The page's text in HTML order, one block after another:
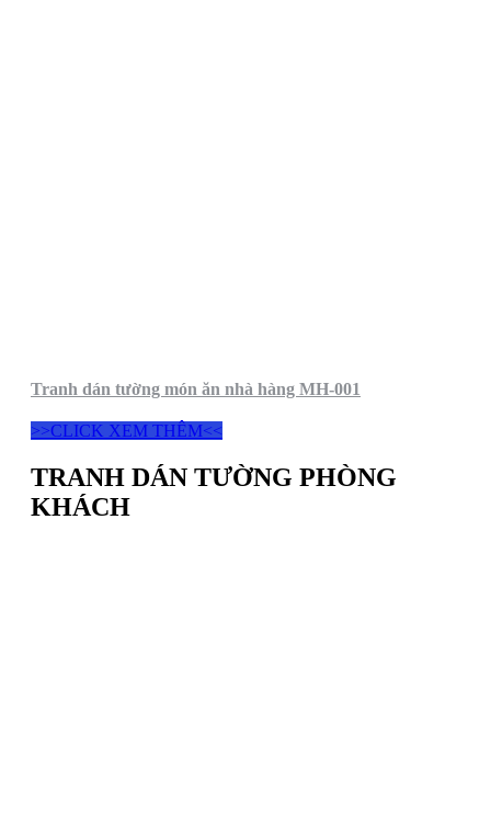
Tranh dán tường món ăn nhà hàng MH-001
>>CLICK XEM THÊM<<
TRANH DÁN TƯỜNG PHÒNG
KHÁCH